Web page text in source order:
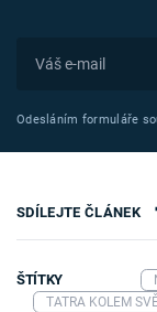
Odesláním formuláře
SDÍLEJTE ČLÁNEK
ŠTÍTKY
TATRA KOLEM